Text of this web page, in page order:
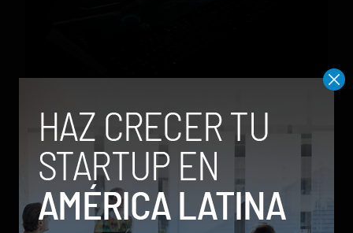
increíble Predator 21x
by Stiven Cartagena
15 de junio de 2017
TRENDING POSTS